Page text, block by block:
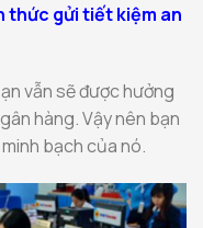
thức gửi tiết kiệm an
vẫn sẽ được hưởng
hàng. Vậy nên bạn
bạch của nó.